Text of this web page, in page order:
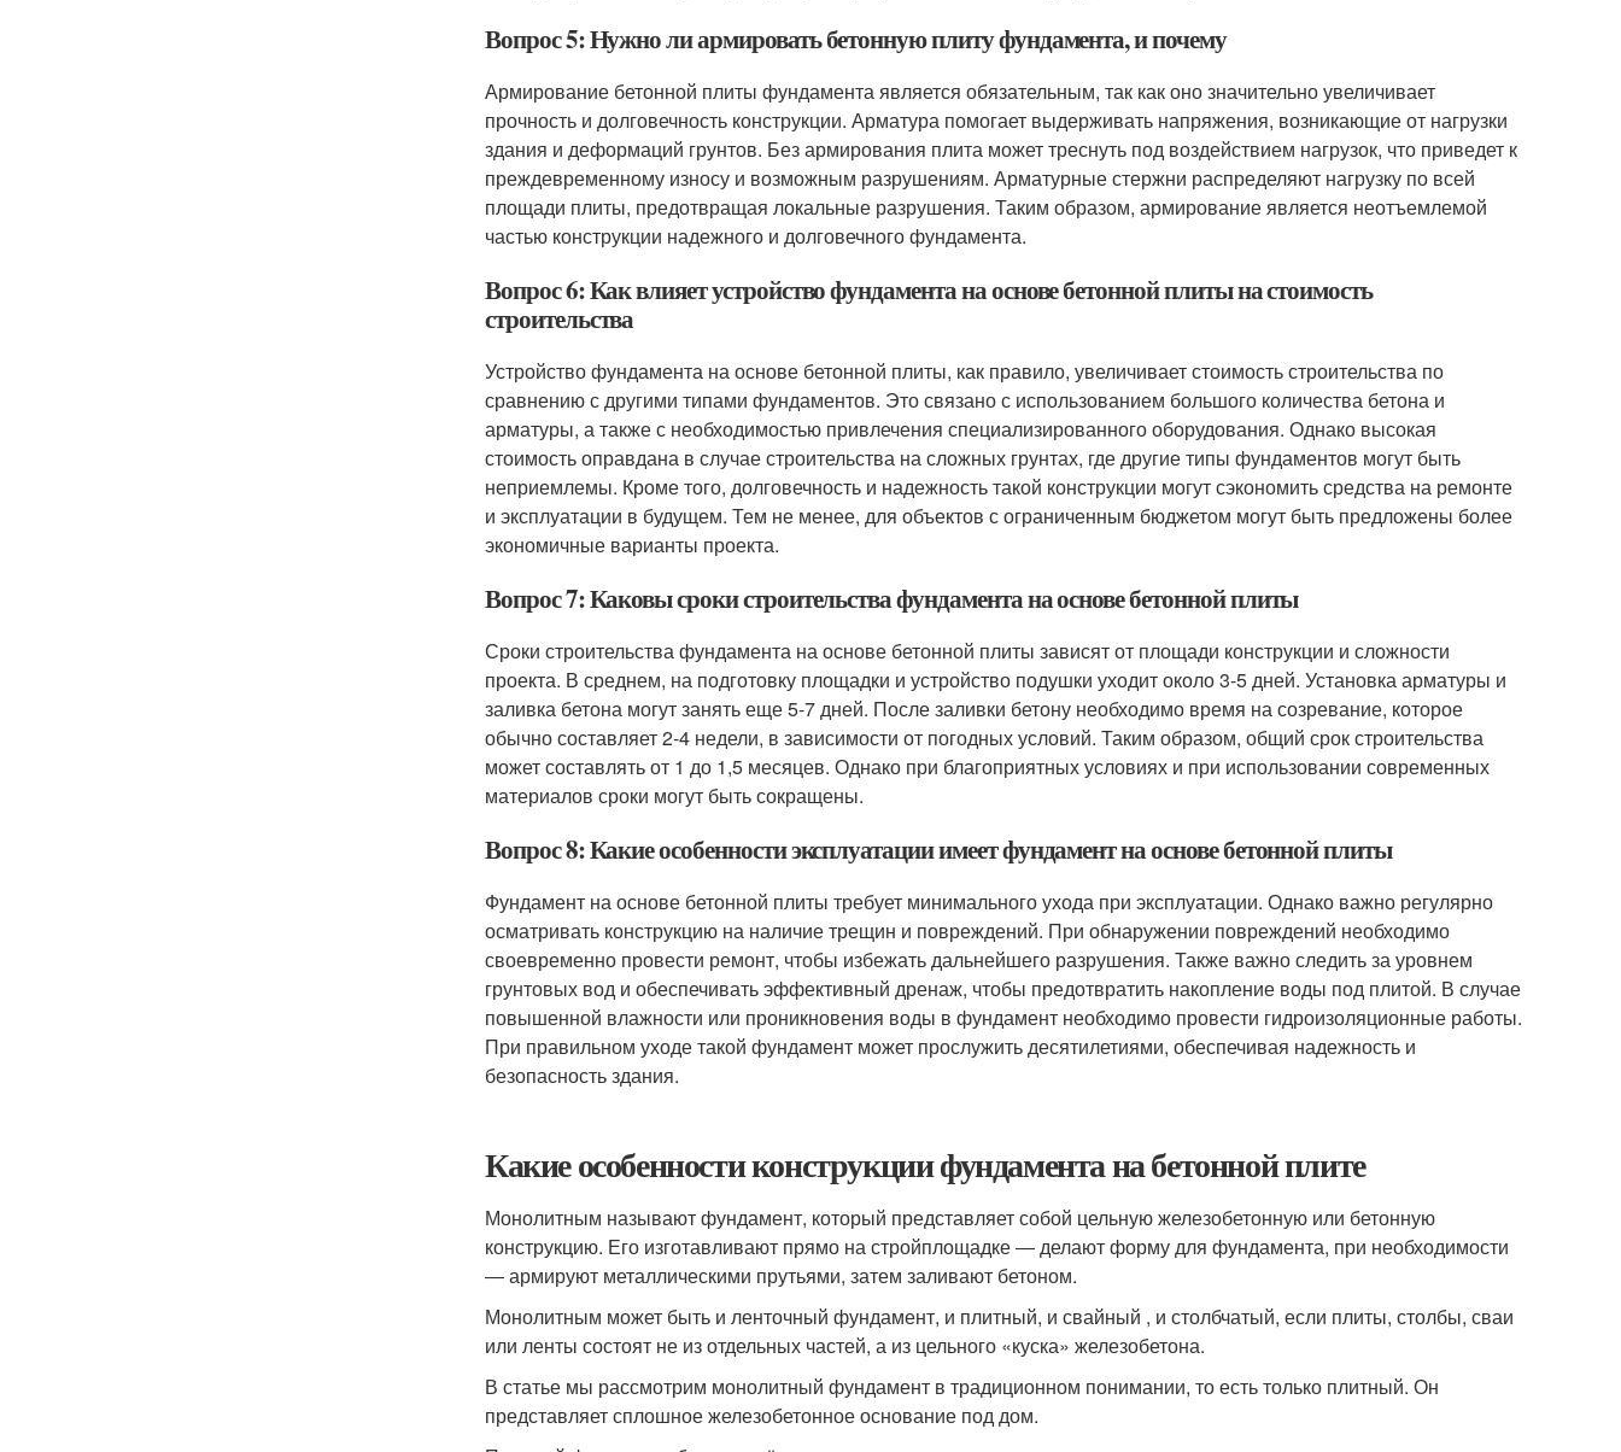
Вопрос 5: Нужно ли армировать бетонную плиту фундамента, и почему
Армирование бетонной плиты фундамента является обязательным, так как оно значительно увеличивает
прочность и долговечность конструкции. Арматура помогает выдерживать напряжения, возникающие от нагрузки
здания и деформаций грунтов. Без армирования плита может треснуть под воздействием нагрузок, что приведет к
преждевременному износу и возможным разрушениям. Арматурные стержни распределяют нагрузку по всей
площади плиты, предотвращая локальные разрушения. Таким образом, армирование является неотъемлемой
частью конструкции надежного и долговечного фундамента.
Вопрос 6: Как влияет устройство фундамента на основе бетонной плиты на стоимость
строительства
Устройство фундамента на основе бетонной плиты, как правило, увеличивает стоимость строительства по
сравнению с другими типами фундаментов. Это связано с использованием большого количества бетона и
арматуры, а также с необходимостью привлечения специализированного оборудования. Однако высокая
стоимость оправдана в случае строительства на сложных грунтах, где другие типы фундаментов могут быть
неприемлемы. Кроме того, долговечность и надежность такой конструкции могут сэкономить средства на ремонте
и эксплуатации в будущем. Тем не менее, для объектов с ограниченным бюджетом могут быть предложены более
экономичные варианты проекта.
Вопрос 7: Каковы сроки строительства фундамента на основе бетонной плиты
Сроки строительства фундамента на основе бетонной плиты зависят от площади конструкции и сложности
проекта. В среднем, на подготовку площадки и устройство подушки уходит около 3-5 дней. Установка арматуры и
заливка бетона могут занять еще 5-7 дней. После заливки бетону необходимо время на созревание, которое
обычно составляет 2-4 недели, в зависимости от погодных условий. Таким образом, общий срок строительства
может составлять от 1 до 1,5 месяцев. Однако при благоприятных условиях и при использовании современных
материалов сроки могут быть сокращены.
Вопрос 8: Какие особенности эксплуатации имеет фундамент на основе бетонной плиты
Фундамент на основе бетонной плиты требует минимального ухода при эксплуатации. Однако важно регулярно
осматривать конструкцию на наличие трещин и повреждений. При обнаружении повреждений необходимо
своевременно провести ремонт, чтобы избежать дальнейшего разрушения. Также важно следить за уровнем
грунтовых вод и обеспечивать эффективный дренаж, чтобы предотвратить накопление воды под плитой. В случае
повышенной влажности или проникновения воды в фундамент необходимо провести гидроизоляционные работы.
При правильном уходе такой фундамент может прослужить десятилетиями, обеспечивая надежность и
безопасность здания.
Какие особенности конструкции фундамента на бетонной плите
Монолитным называют фундамент, который представляет собой цельную железобетонную или бетонную
конструкцию. Его изготавливают прямо на стройплощадке ― делают форму для фундамента, при необходимости
― армируют металлическими прутьями, затем заливают бетоном.
Монолитным может быть и ленточный фундамент, и плитный, и свайный , и столбчатый, если плиты, столбы, сваи
или ленты состоят не из отдельных частей, а из цельного «куска» железобетона.
В статье мы рассмотрим монолитный фундамент в традиционном понимании, то есть только плитный. Он
представляет сплошное железобетонное основание под дом.